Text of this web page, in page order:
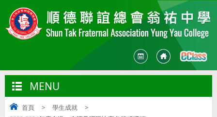
MENU
首頁 > 學生成就
>